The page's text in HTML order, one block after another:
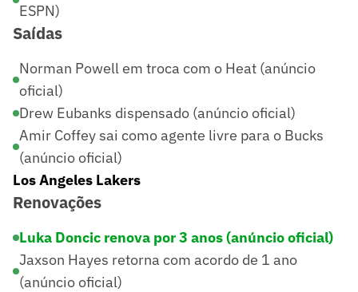
ESPN)
Saídas
Norman Powell em troca com o Heat (anúncio
oficial)
Drew Eubanks dispensado (anúncio oficial)
Amir Coffey sai como agente livre para o Bucks
(anúncio oficial)
Los Angeles Lakers
Renovações
Luka Doncic renova por 3 anos (anúncio oficial)
Jaxson Hayes retorna com acordo de 1 ano
(anúncio oficial)